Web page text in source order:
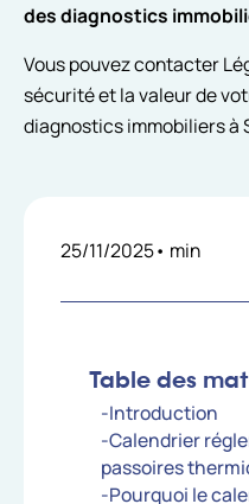
25/11/2025• min
Table des
-Introduction
-Calendrier
passoires
-Pourquoi le
des diagnostics
Vous pouvez contacter
sécurité et la valeur de
diagnostics immobiliers à